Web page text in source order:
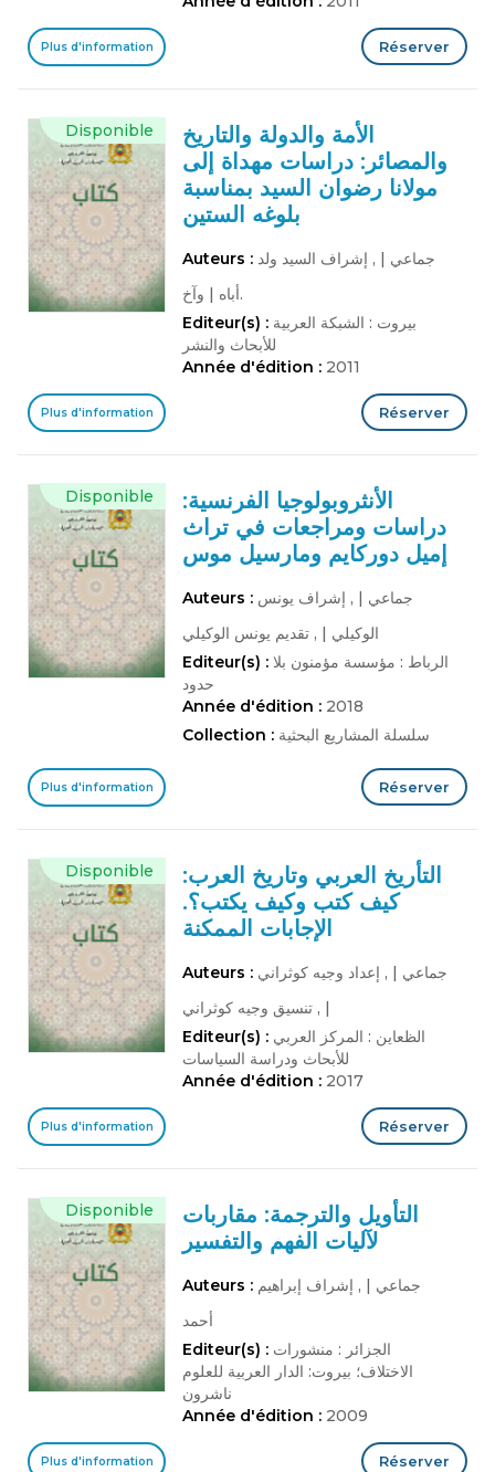
Plus d'information Réserver
Disponible
الأمة والدولة والتاريخ
والمصائر: دراسات مهداة إلى
مولانا رضوان السيد بمناسبة
بلوغه الستين
Auteurs : جماعي | , إشراف السيد ولد
أباه |
وآخ.
Editeur(s) : بيروت : الشبكة العربية
للأبحاث والنشر
Année d'édition : 2011
Plus d'information Réserver
Disponible
الأنثروبولوجيا الفرنسية:
دراسات ومراجعات في تراث
إميل دوركايم ومارسيل موس
Auteurs : جماعي | , إشراف يونس
الوكيلي | , تقديم يونس الوكيلي
Editeur(s) : الرباط : مؤسسة مؤمنون بلا
حدود
Année d'édition : 2018
Collection : سلسلة المشاريع البحثية
Plus d'information Réserver
Disponible
التأريخ العربي وتاريخ العرب:
كيف كتب وكيف يكتب؟.
الإجابات الممكنة
Auteurs : جماعي | , إعداد وجيه كوثراني
| , تنسيق وجيه كوثراني
Editeur(s) : الظعاين : المركز العربي
للأبحاث ودراسة السياسات
Année d'édition : 2017
Plus d'information Réserver
Disponible
التأويل والترجمة: مقاربات
لآليات الفهم والتفسير
Auteurs : جماعي | , إشراف إبراهيم
أحمد
Editeur(s) : الجزائر : منشورات
الاختلاف؛ بيروت: الدار العربية للعلوم
ناشرون
Année d'édition : 2009
Plus d'information Réserver